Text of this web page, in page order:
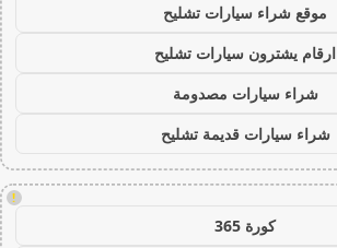
موقع شراء سيارات تشليح
ارقام يشترون سيارات تشليح
شراء سيارات مصدومة
شراء سيارات قديمة تشليح
!
كورة 365